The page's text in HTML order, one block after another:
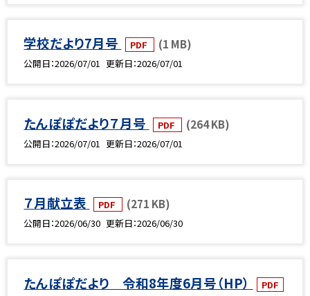
学校だより7月号 PDF (1 MB)
公開日 2026/07/01 更新日 2026/07/01
たんぽぽだより７月号 PDF (264 KB)
公開日 2026/07/01 更新日 2026/07/01
７月献立表 PDF (271 KB)
公開日 2026/06/30 更新日 2026/06/30
たんぽぽだより 令和8年度6月号（HP） PDF